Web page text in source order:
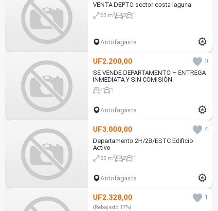
VENTA DEPTO sector costa laguna
65 m2 3 1
Antofagasta
UF2.200,00
0
SE VENDE DEPARTAMENTO – ENTREGA
INMEDIATA Y SIN COMISIÓN
1 1
Antofagasta
UF3.000,00
4
Departamento 2H/2B/ESTC Edificio
Activo
65 m2 2 1
Antofagasta
UF2.328,00 1
(Rebajado 17%)